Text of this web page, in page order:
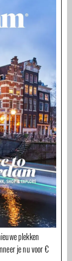
plekken
je nu voor €